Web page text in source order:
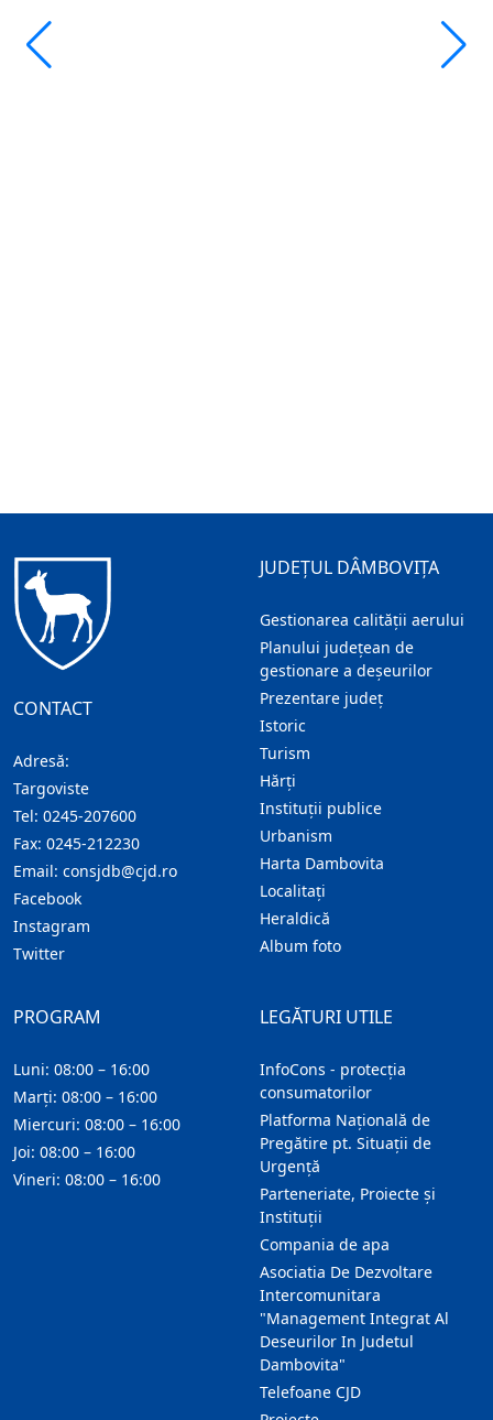
CONTACT
Adresă:
Targoviste
Tel: 0245-207600
Fax: 0245-212230
Email: consjdb@cjd.ro
Facebook
Instagram
Twitter
JUDEȚUL DÂMBOVIȚA
Gestionarea calității aerului
Planului județean de
gestionare a deșeurilor
Prezentare judeţ
Istoric
Turism
Hărţi
Instituţii publice
Urbanism
Harta Dambovita
Localitaţi
Heraldică
Album foto
LEGĂTURI UTILE
InfoCons - protecția
consumatorilor
Platforma Națională de
Pregătire pt. Situații de
Urgență
Parteneriate, Proiecte și
Instituții
Compania de apa
Asociatia De Dezvoltare
Intercomunitara
"Management Integrat Al
Deseurilor In Judetul
Dambovita"
Telefoane CJD
PROGRAM
Luni: 08:00 – 16:00
Marți: 08:00 – 16:00
Miercuri: 08:00 – 16:00
Joi: 08:00 – 16:00
Vineri: 08:00 – 16:00